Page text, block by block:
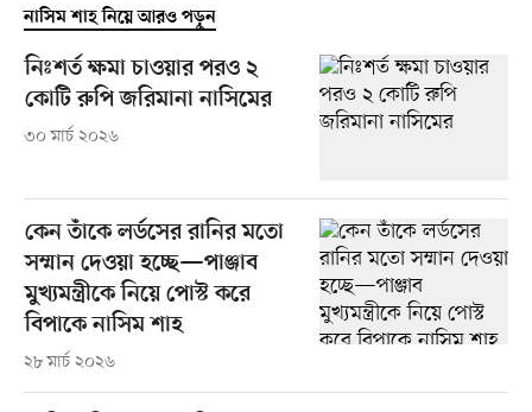
নাসিম শাহ নিয়ে আরও পড়ুন
নিঃশর্ত ক্ষমা চাওয়ার পরও ২
কোটি রুপি জরিমানা নাসিমের
৩০ মার্চ ২০২৬
কেন তাঁকে লর্ডসের রানির মতো
সম্মান দেওয়া হচ্ছে—পাঞ্জাব
মুখ্যমন্ত্রীকে নিয়ে পোস্ট করে
বিপাকে নাসিম শাহ
২৮ মার্চ ২০২৬